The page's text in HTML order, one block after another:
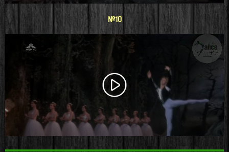
#10